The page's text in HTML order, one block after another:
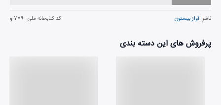
ناشر :آواز بیستون کد کتابخانه ملی: ۷۷۹-و
پرفروش های این دسته بندی